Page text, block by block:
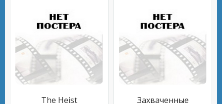
The Heist Захваченные